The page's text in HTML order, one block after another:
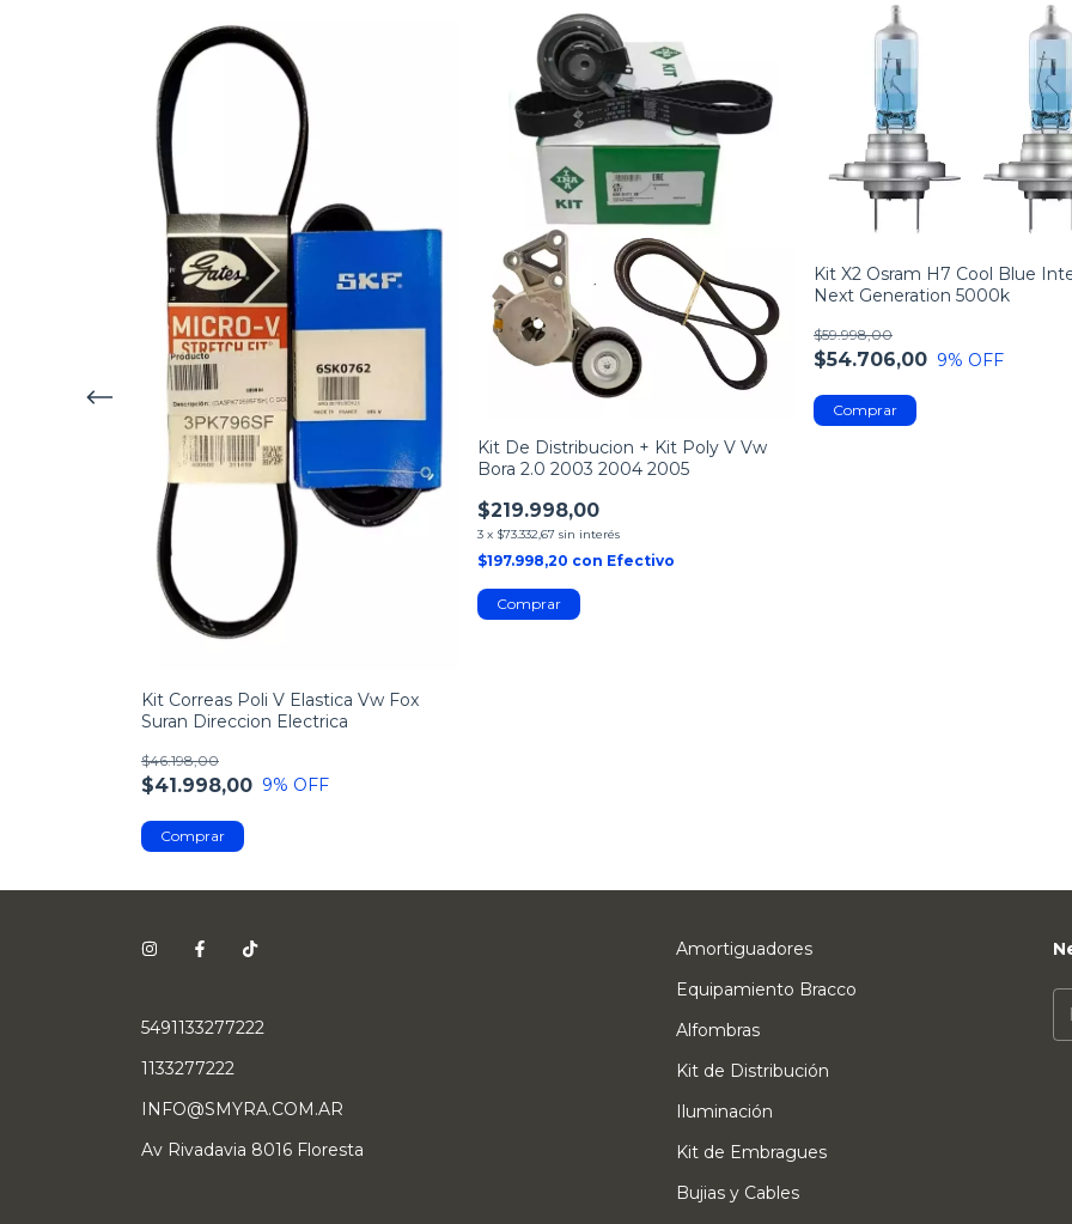
Kit Correas Poli V Elastica Vw Fox
Suran Direccion Electrica
$41.998,00
$46.198,00
9% OFF
Kit De Distribucion + Kit Poly V Vw
Bora 2.0 2003 2004 2005
$219.998,00
3 x $73.332,67 sin interés
$197.998,20 con Efectivo
Kit X2 Osram H7 Cool Blue
Next Generation 5000k
$54.706,00
$59.998,00
9% OFF
5491133277222
1133277222
INFO@SMYRA.COM.AR
Av Rivadavia 8016 Floresta
Amortiguadores
Equipamiento Bracco
Alfombras
Kit de Distribución
Iluminación
Kit de Embragues
Bujias y Cables